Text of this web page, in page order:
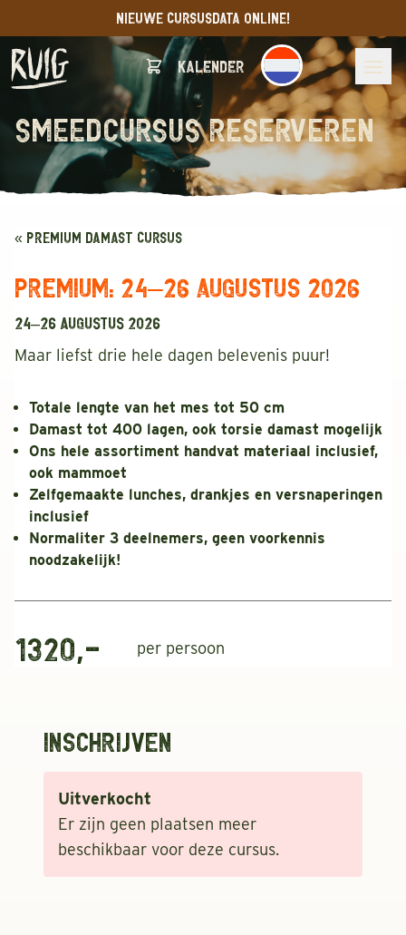
NIEUWE CURSUSDATA ONLINE!
Kalender
smeedcursus reserveren
« PREMIUM DAMAST CURSUS
Premium: 24–26 augustus 2026
24–26 augustus 2026
Maar liefst drie hele dagen belevenis puur!
Totale lengte van het mes tot 50 cm
Damast tot 400 lagen, ook torsie damast mogelijk
Ons hele assortiment handvat materiaal inclusief,
ook mammoet
Zelfgemaakte lunches, drankjes en versnaperingen
inclusief
Normaliter 3 deelnemers, geen voorkennis
noodzakelijk!
1320,- per persoon
Inschrijven
Uitverkocht
Er zijn geen plaatsen meer
beschikbaar voor deze cursus.